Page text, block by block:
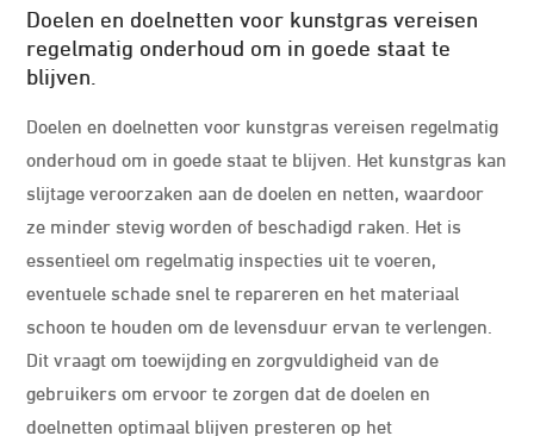
Doelen en doelnetten voor kunstgras vereisen
regelmatig onderhoud om in goede staat te
blijven.
Doelen en doelnetten voor kunstgras vereisen regelmatig
onderhoud om in goede staat te blijven. Het kunstgras kan
slijtage veroorzaken aan de doelen en netten, waardoor
ze minder stevig worden of beschadigd raken. Het is
essentieel om regelmatig inspecties uit te voeren,
eventuele schade snel te repareren en het materiaal
schoon te houden om de levensduur ervan te verlengen.
Dit vraagt om toewijding en zorgvuldigheid van de
gebruikers om ervoor te zorgen dat de doelen en
doelnetten optimaal blijven presteren op het